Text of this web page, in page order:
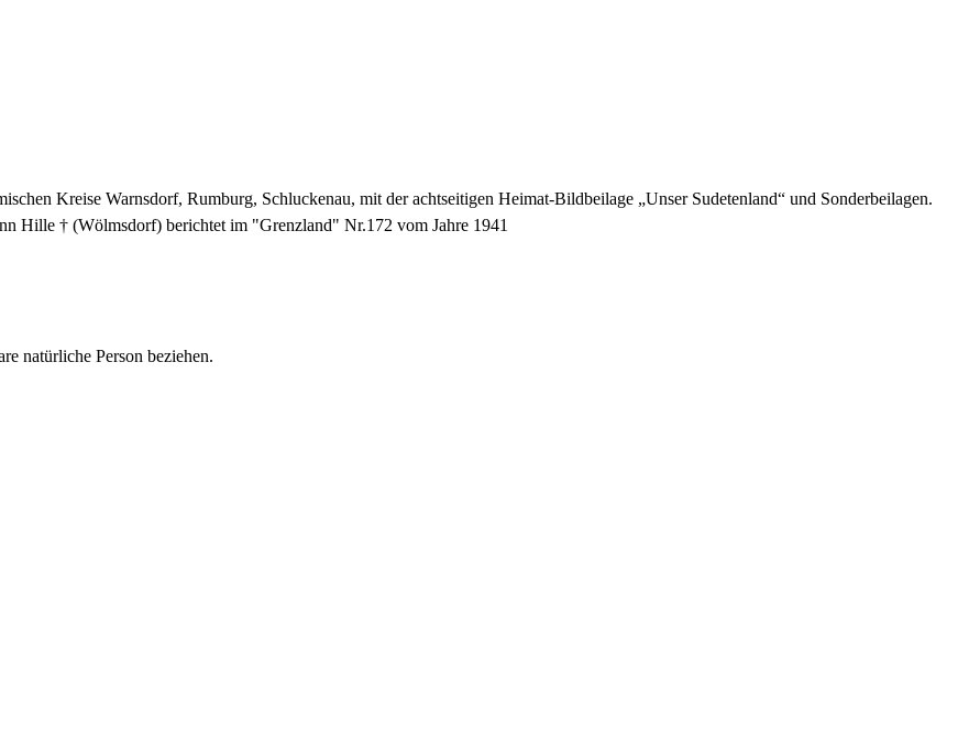
Kreise Warnsdorf, Rumburg, Schluckenau, mit der achtseitigen Heimat-Bildbeilage „Unser Sudetenland“ und Sonderbeilagen.
Hille † (Wölmsdorf) berichtet im "Grenzland" Nr.172 vom Jahre 1941
natürliche Person beziehen.